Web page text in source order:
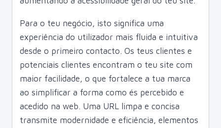
Para o teu negócio, isto significa uma
experiência do utilizador mais fluida e intuitiva
desde o primeiro contacto. Os teus clientes e
potenciais clientes encontram o teu site com
maior facilidade, o que fortalece a tua marca
ao simplificar a forma como és percebido e
acedido na web. Uma URL limpa e concisa
transmite modernidade e eficiência, elementos